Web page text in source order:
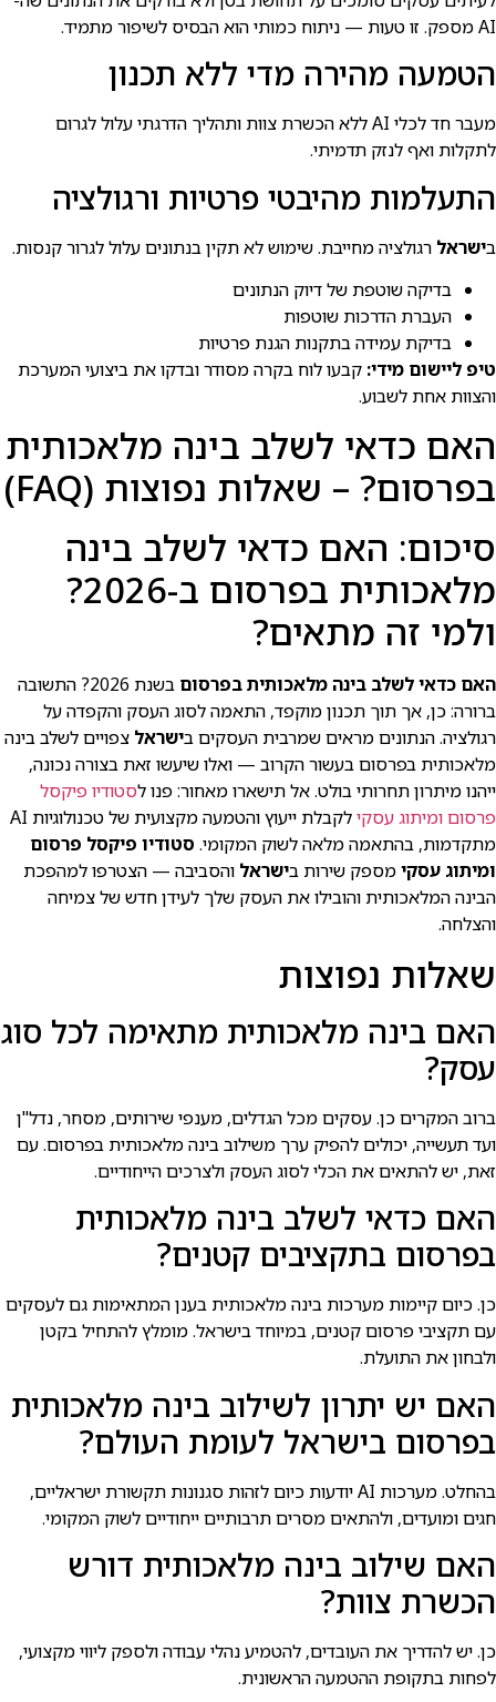
AI מספק. זו טעות — ניתוח כמותי הוא הבסיס לשיפור מתמיד.
הטמעה מהירה מדי ללא תכנון
מעבר חד לכלי AI ללא הכשרת צוות ותהליך הדרגתי עלול לגרום
לתקלות ואף לנזק תדמיתי.
התעלמות מהיבטי פרטיות ורגולציה
בישראל רגולציה מחייבת. שימוש לא תקין בנתונים עלול לגרור קנסות.
בדיקה שוטפת של דיוק הנתונים
העברת הדרכות שוטפות
בדיקת עמידה בתקנות הגנת פרטיות
טיפ ליישום מידי: קבעו לוח בקרה מסודר ובדקו את ביצועי המערכת
והצוות אחת לשבוע.
האם כדאי לשלב בינה מלאכותית
בפרסום? – שאלות נפוצות (FAQ)
סיכום: האם כדאי לשלב בינה
מלאכותית בפרסום ב-2026?
ולמי זה מתאים?
האם כדאי לשלב בינה מלאכותית בפרסום
בשנת 2026? התשובה
ברורה: כן, אך תוך תכנון מוקפד, התאמה לסוג העסק והקפדה על
רגולציה. הנתונים מראים שמרבית העסקים בישראל צפויים לשלב בינה
מלאכותית בפרסום בעשור הקרוב — ואלו שיעשו זאת בצורה נכונה,
ייהנו מיתרון תחרותי בולט. אל תישארו מאחור: פנו לסטודיו פיקסל
פרסום ומיתוג עסקי
לקבלת ייעוץ והטמעה מקצועית של טכנולוגיות AI
מתקדמות, בהתאמה מלאה לשוק המקומי. סטודיו פיקסל פרסום
ומיתוג עסקימספק שירות בישראל והסביבה — הצטרפו למהפכת
הבינה המלאכותית והובילו את העסק שלך לעידן חדש של צמיחה
והצלחה.
שאלות נפוצות
האם בינה מלאכותית מתאימה לכל סוג
עסק?
ברוב המקרים כן. עסקים מכל הגדלים, מענפי שירותים, מסחר, נדל"ן
ועד תעשייה, יכולים להפיק ערך משילוב בינה מלאכותית בפרסום. עם
זאת, יש להתאים את הכלי לסוג העסק ולצרכים הייחודיים.
האם כדאי לשלב בינה מלאכותית
בפרסום בתקציבים קטנים?
כן. כיום קיימות מערכות בינה מלאכותית בענן המתאימות גם לעסקים
עם תקציבי פרסום קטנים, במיוחד בישראל. מומלץ להתחיל בקטן
ולבחון את התועלת.
האם יש יתרון לשילוב בינה מלאכותית
בפרסום בישראל לעומת העולם?
בהחלט. מערכות AI יודעות כיום לזהות סגנונות תקשורת ישראליים,
חגים ומועדים, ולהתאים מסרים תרבותיים ייחודיים לשוק המקומי.
האם שילוב בינה מלאכותית דורש
הכשרת צוות?
כן. יש להדריך את העובדים, להטמיע נהלי עבודה ולספק ליווי מקצועי,
לפחות בתקופת ההטמעה הראשונית.